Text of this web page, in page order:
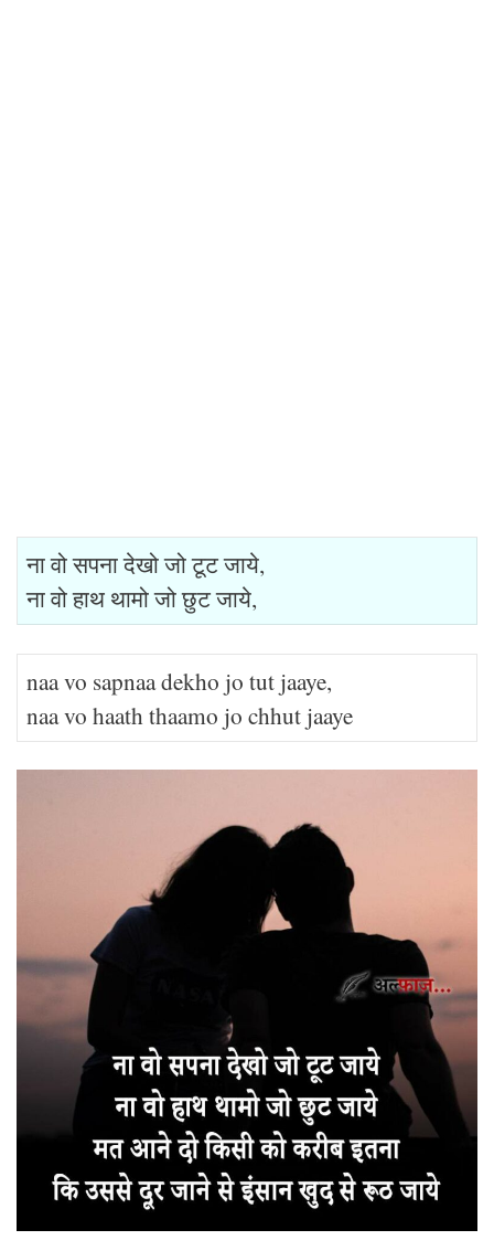
ना वो सपना देखो जो टूट जाये,
ना वो हाथ थामो जो छुट जाये,
naa vo sapnaa dekho jo tut jaaye,
naa vo haath thaamo jo chhut jaaye